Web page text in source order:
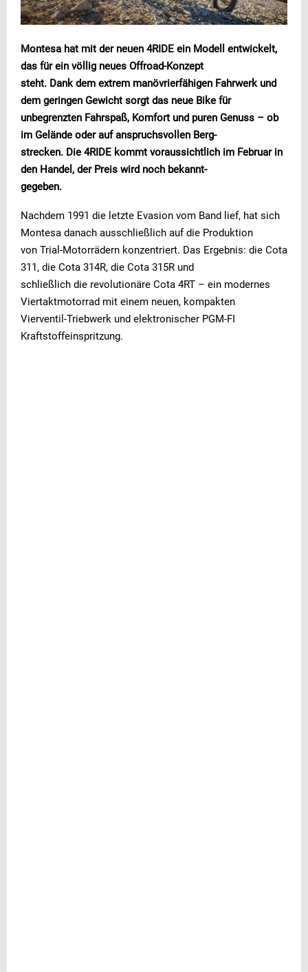
Montesa hat mit der neuen 4RIDE ein Modell entwickelt,
das für ein völlig neues Offroad-Konzept
steht. Dank dem extrem manövrierfähigen Fahrwerk und
dem geringen Gewicht sorgt das neue Bike für
unbegrenzten Fahrspaß, Komfort und puren Genuss – ob
im Gelände oder auf anspruchsvollen Berg-
strecken. Die 4RIDE kommt voraussichtlich im Februar in
den Handel, der Preis wird noch bekannt-
gegeben.
Nachdem 1991 die letzte Evasion vom Band lief, hat sich
Montesa danach ausschließlich auf die Produktion
von Trial-Motorrädern konzentriert. Das Ergebnis: die Cota
311, die Cota 314R, die Cota 315R und
schließlich die revolutionäre Cota 4RT – ein modernes
Viertaktmotorrad mit einem neuen, kompakten
Vierventil-Triebwerk und elektronischer PGM-FI
Kraftstoffeinspritzung.